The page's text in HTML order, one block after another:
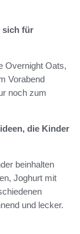
sich für
Overnight Oats,
Vorabend
noch zum
die Kinder
beinhalten
Joghurt mit
und lecker.